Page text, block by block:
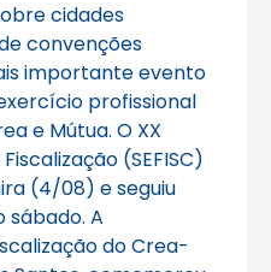
cidades
convenções
importante evento
profissional
e Mútua. O XX
(SEFISC)
(4/08) e seguiu
A
do Crea-